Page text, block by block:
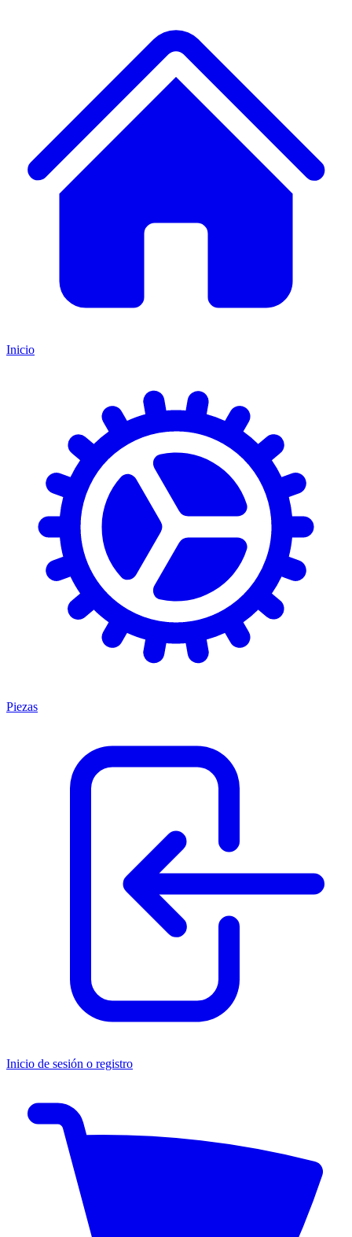
Inicio
Piezas
Inicio de sesión o registro